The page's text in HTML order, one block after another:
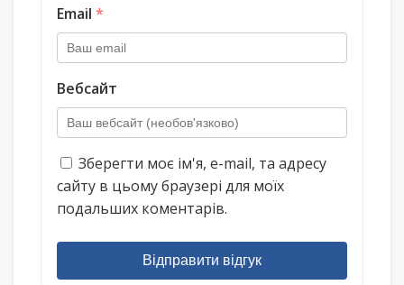
Email *
Вебсайт
Зберегти моє ім'я, e-mail, та адресу
сайту в цьому браузері для моїх
подальших коментарів.
Відправити відгук